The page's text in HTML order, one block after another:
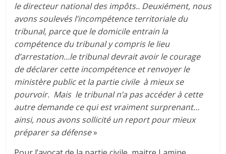
le directeur national des impôts.. Deuxiément, nous
avons soulevés l’incompétence territoriale du
tribunal, parce que le domicile entrain la
compétence du tribunal y compris le lieu
d’arrestation…le tribunal devrait avoir le courage
de déclarer cette incompétence et renvoyer le
ministère public et la partie civile à mieux se
pourvoir. Mais le tribunal n’a pas accéder à cette
autre demande ce qui est vraiment surprenant…
ainsi, nous avons sollicité un report pour mieux
préparer sa défense»